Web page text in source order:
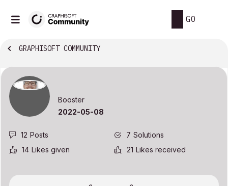
GO
GRAPHISOFT COMMUNITY
Booster
‎2022-05-08
12 Posts 7 Solutions
14 Likes given 21 Likes received